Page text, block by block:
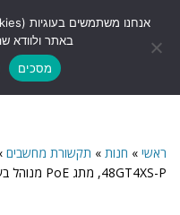
תפריט
ראשי » חנות » תקשורת מחשבים
48GT4XS-P, מתג PoE מנוהל בענן עם 48 יציאות Gigabit Layer 2
באתר ולוודא
מסכים